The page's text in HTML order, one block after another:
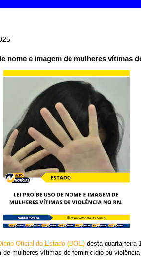
nome e imagem de mulheres vítimas
Oficial do Estado (DOE) desta quarta-feira
de mulheres vítimas de feminicídio ou